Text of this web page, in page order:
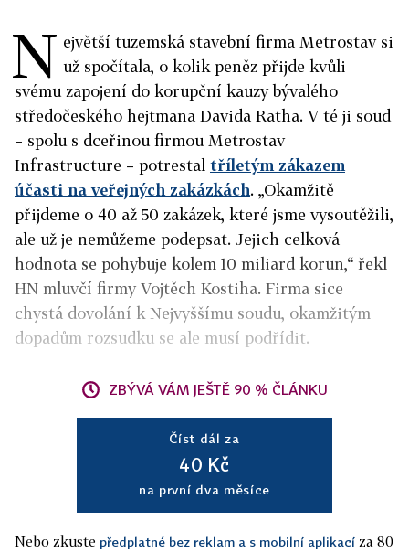
N ejvětší tuzemská stavební firma Metrostav si
už spočítala, o kolik peněz přijde kvůli
svému zapojení do korupční kauzy bývalého
středočeského hejtmana Davida Ratha. V té ji soud
– spolu s dceřinou firmou Metrostav
Infrastructure – potrestal tříletým zákazem
účasti na veřejných zakázkách. „Okamžitě
přijdeme o 40 až 50 zakázek, které jsme vysoutěžili,
ale už je nemůžeme podepsat. Jejich celková
hodnota se pohybuje kolem 10 miliard korun,“ řekl
HN mluvčí firmy Vojtěch Kostiha. Firma sice
chystá dovolání k Nejvyššímu soudu, okamžitým
dopadům rozsudku se ale musí podřídit.
ZBÝVÁ VÁM JEŠTĚ 90 % ČLÁNKU
Číst dál za
40 Kč
na první dva měsíce
Nebo zkuste předplatné bez reklam a s mobilní aplikací za 80